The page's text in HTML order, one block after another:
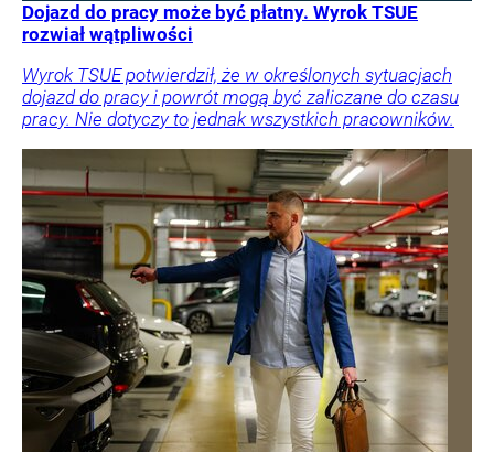
Dojazd do pracy może być płatny. Wyrok TSUE
rozwiał wątpliwości
Wyrok TSUE potwierdził, że w określonych sytuacjach
dojazd do pracy i powrót mogą być zaliczane do czasu
pracy. Nie dotyczy to jednak wszystkich pracowników.